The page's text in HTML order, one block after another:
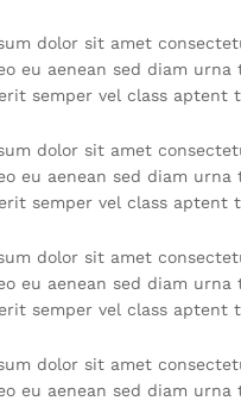
dolor sit amet
eu aenean sed diam
semper vel class aptent
dolor sit amet
eu aenean sed diam
semper vel class aptent
dolor sit amet
eu aenean sed diam
semper vel class aptent
dolor sit amet
eu aenean sed diam